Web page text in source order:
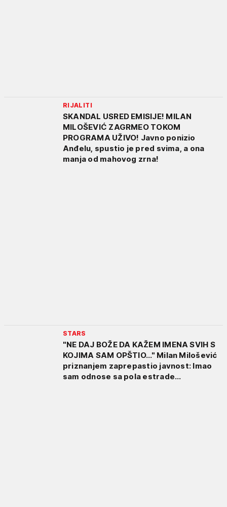
RIJALITI
SKANDAL USRED EMISIJE! MILAN
MILOŠEVIĆ ZAGRMEO TOKOM
PROGRAMA UŽIVO! Javno ponizio
Anđelu, spustio je pred svima, a ona
manja od mahovog zrna!
STARS
"NE DAJ BOŽE DA KAŽEM IMENA SVIH S
KOJIMA SAM OPŠTIO..." Milan Milošević
priznanjem zaprepastio javnost: Imao
sam odnose sa pola estrade...